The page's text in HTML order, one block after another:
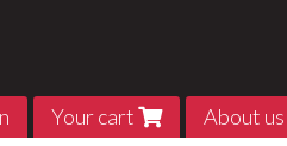
Your cart About us